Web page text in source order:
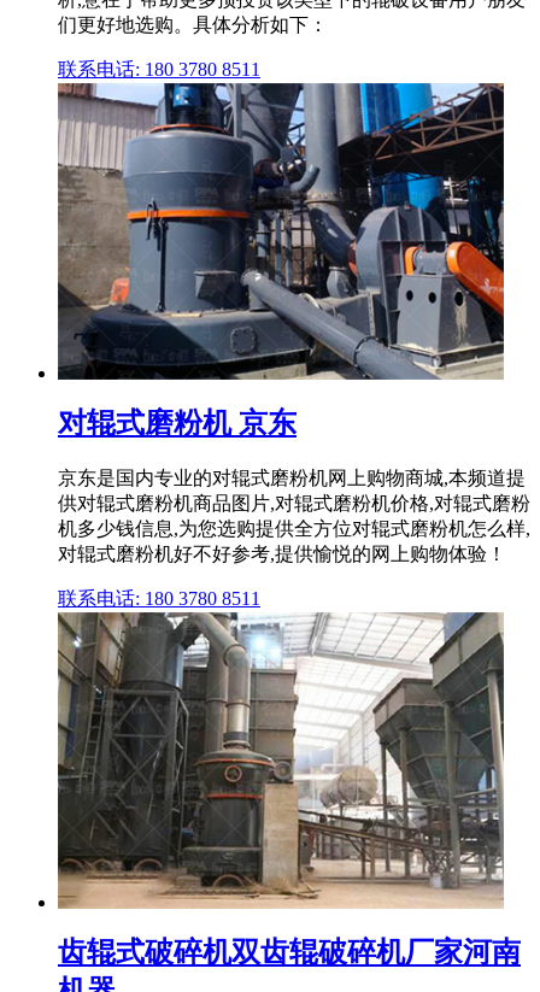
们更好地选购。具体分析如下：
联系电话: 180 3780 8511
对辊式磨粉机 京东
京东是国内专业的对辊式磨粉机网上购物商城,本频道提
供对辊式磨粉机商品图片,对辊式磨粉机价格,对辊式磨粉
机多少钱信息,为您选购提供全方位对辊式磨粉机怎么样,
对辊式磨粉机好不好参考,提供愉悦的网上购物体验！
联系电话: 180 3780 8511
齿辊式破碎机双齿辊破碎机厂家河南